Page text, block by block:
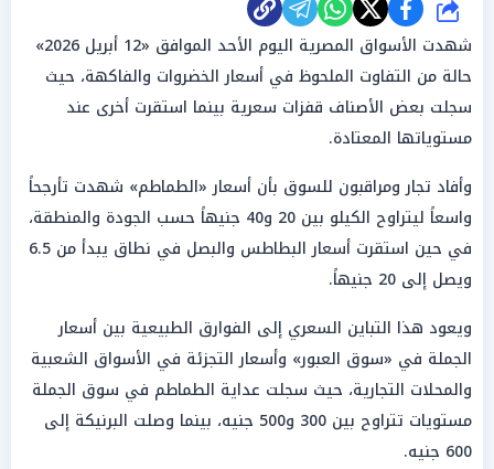
شارك
شهدت الأسواق المصرية اليوم الأحد الموافق «12 أبريل 2026»
حالة من التفاوت الملحوظ في أسعار الخضروات والفاكهة، حيث
سجلت بعض الأصناف قفزات سعرية بينما استقرت أخرى عند
مستوياتها المعتادة.
وأفاد تجار ومراقبون للسوق بأن أسعار «الطماطم» شهدت تأرجحاً
واسعاً ليتراوح الكيلو بين 20 و40 جنيهاً حسب الجودة والمنطقة،
في حين استقرت أسعار البطاطس والبصل في نطاق يبدأ من 6.5
ويصل إلى 20 جنيهاً.
ويعود هذا التباين السعري إلى الفوارق الطبيعية بين أسعار
الجملة في «سوق العبور» وأسعار التجزئة في الأسواق الشعبية
والمحلات التجارية، حيث سجلت عداية الطماطم في سوق الجملة
مستويات تتراوح بين 300 و500 جنيه، بينما وصلت البرنيكة إلى
600 جنيه.